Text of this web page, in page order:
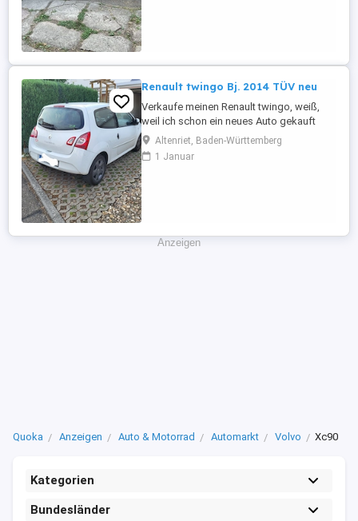
Renault twingo Bj. 2014 TÜV neu
Verkaufe meinen Renault twingo, weiß,
weil ich schon ein neues Auto gekauft
habe und es nicht mehr brauche. Er fährt
tadellos, sehr zuverlässiges Auto, bin sehr
zufrieden, möchte aber nicht zwei Autos
Altenriet, Baden-Württemberg
1 Januar
Anzeigen
Quoka Anzeigen Auto & Motorrad Automarkt Volvo Xc90
Kategorien
Bundesländer